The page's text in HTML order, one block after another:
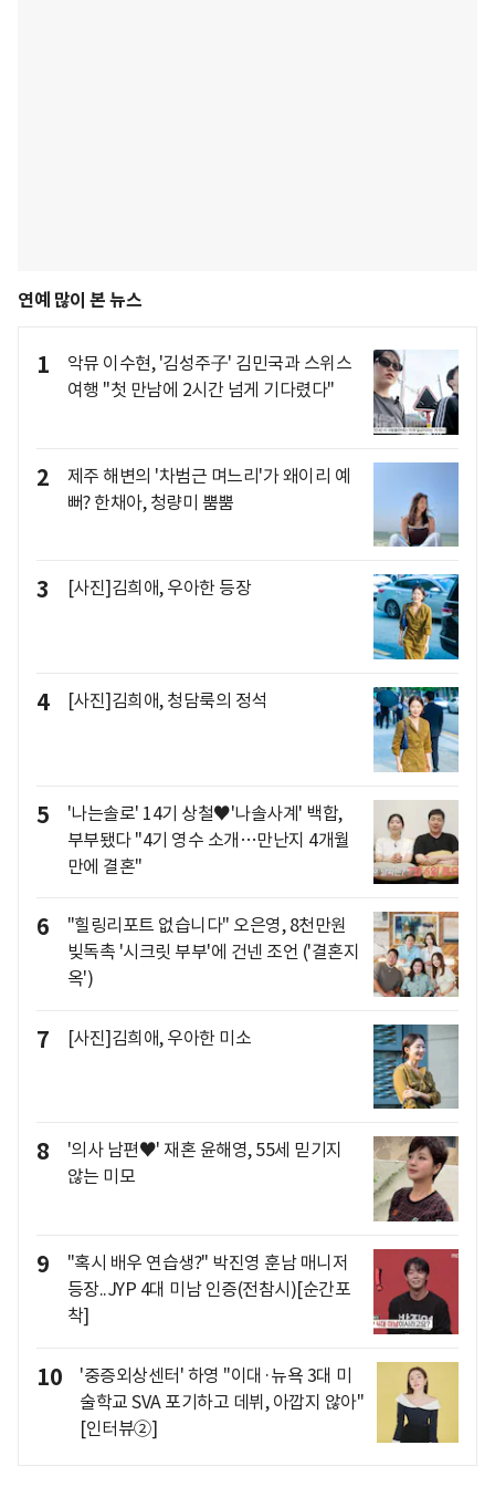
연예 많이 본 뉴스
1
악뮤 이수현, '김성주子' 김민국과 스위스
여행 "첫 만남에 2시간 넘게 기다렸다"
2
제주 해변의 '차범근 며느리'가 왜이리 예
뻐? 한채아, 청량미 뿜뿜
3 [사진]김희애, 우아한 등장
4 [사진]김희애, 청담룩의 정석
5
'나는솔로' 14기 상철♥'나솔사계' 백합,
부부됐다 "4기 영수 소개…만난지 4개월
만에 결혼"
6
"힐링리포트 없습니다" 오은영, 8천만원
빚독촉 '시크릿 부부'에 건넨 조언 ('결혼지
옥')
7 [사진]김희애, 우아한 미소
8
'의사 남편♥' 재혼 윤해영, 55세 믿기지
않는 미모
9
"혹시 배우 연습생?" 박진영 훈남 매니저
등장..JYP 4대 미남 인증(전참시)[순간포
착]
10
'중증외상센터' 하영 "이대·뉴욕 3대 미
술학교 SVA 포기하고 데뷔, 아깝지 않아"
[인터뷰②]